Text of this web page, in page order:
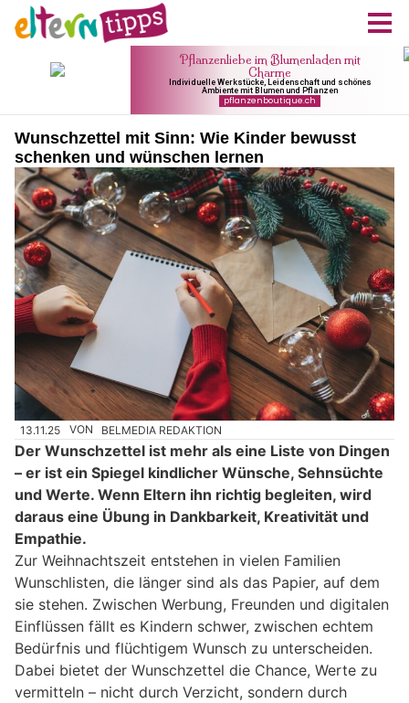
Wunschzettel mit Sinn: Wie Kinder bewusst
schenken und wünschen lernen
13.11.25 VON BELMEDIA REDAKTION
Der Wunschzettel ist mehr als eine Liste von Dingen
– er ist ein Spiegel kindlicher Wünsche, Sehnsüchte
und Werte. Wenn Eltern ihn richtig begleiten, wird
daraus eine Übung in Dankbarkeit, Kreativität und
Empathie.
Zur Weihnachtszeit entstehen in vielen Familien
Wunschlisten, die länger sind als das Papier, auf dem
sie stehen. Zwischen Werbung, Freunden und digitalen
Einflüssen fällt es Kindern schwer, zwischen echtem
Bedürfnis und flüchtigem Wunsch zu unterscheiden.
Dabei bietet der Wunschzettel die Chance, Werte zu
vermitteln – nicht durch Verzicht, sondern durch